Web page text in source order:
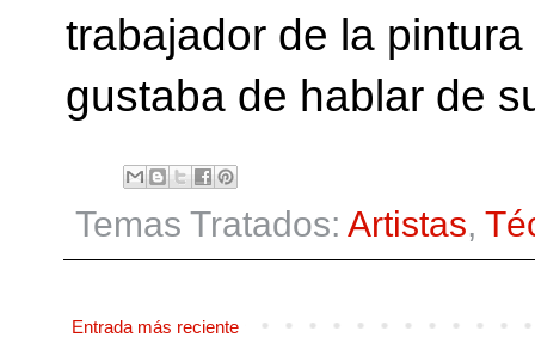
trabajador de la
gustaba de hablar de
Temas Tratados: Artistas,
Entrada más reciente